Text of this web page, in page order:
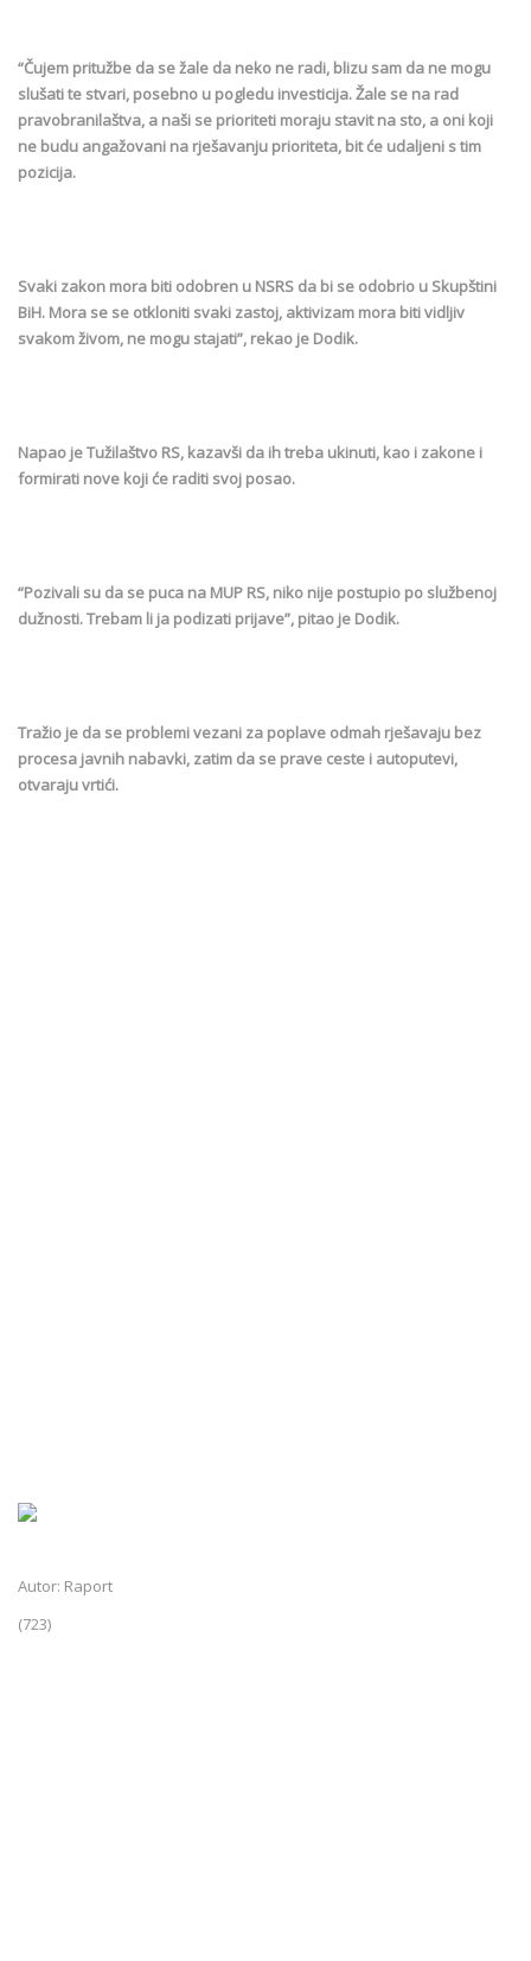
“Čujem pritužbe da se žale da neko ne radi, blizu sam da ne mogu
slušati te stvari, posebno u pogledu investicija. Žale se na rad
pravobranilaštva, a naši se prioriteti moraju stavit na sto, a oni koji
ne budu angažovani na rješavanju prioriteta, bit će udaljeni s tim
pozicija.
Svaki zakon mora biti odobren u NSRS da bi se odobrio u Skupštini
BiH. Mora se se otkloniti svaki zastoj, aktivizam mora biti vidljiv
svakom živom, ne mogu stajati”, rekao je Dodik.
Napao je Tužilaštvo RS, kazavši da ih treba ukinuti, kao i zakone i
formirati nove koji će raditi svoj posao.
“Pozivali su da se puca na MUP RS, niko nije postupio po službenoj
dužnosti. Trebam li ja podizati prijave”, pitao je Dodik.
Tražio je da se problemi vezani za poplave odmah rješavaju bez
procesa javnih nabavki, zatim da se prave ceste i autoputevi,
otvaraju vrtići.
Autor: Raport
(723)